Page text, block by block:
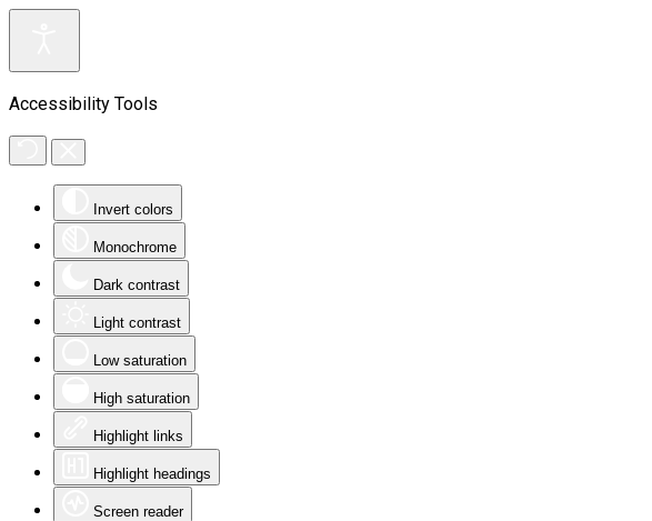
Accessibility Tools
Invert colors
Monochrome
Dark contrast
Light contrast
Low saturation
High saturation
Highlight links
Highlight headings
Screen reader